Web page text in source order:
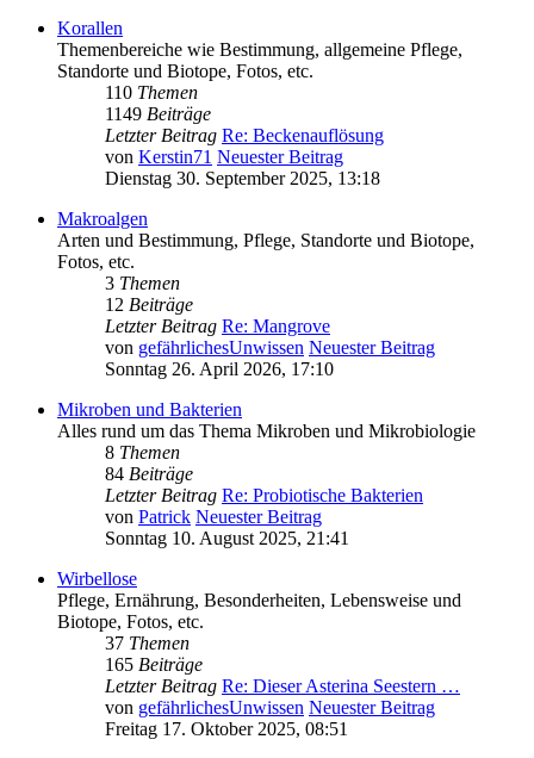
Korallen
Themenbereiche wie Bestimmung, allgemeine Pflege,
Standorte und Biotope, Fotos, etc.
110 Themen
1149 Beiträge
Letzter Beitrag Re: Beckenauflösung
von Kerstin71 Neuester Beitrag
Dienstag 30. September 2025, 13:18
Makroalgen
Arten und Bestimmung, Pflege, Standorte und Biotope,
Fotos, etc.
3 Themen
12 Beiträge
Letzter Beitrag Re: Mangrove
von gefährlichesUnwissen Neuester Beitrag
Sonntag 26. April 2026, 17:10
Mikroben und Bakterien
Alles rund um das Thema Mikroben und Mikrobiologie
8 Themen
84 Beiträge
Letzter Beitrag Re: Probiotische Bakterien
von Patrick Neuester Beitrag
Sonntag 10. August 2025, 21:41
Wirbellose
Pflege, Ernährung, Besonderheiten, Lebensweise und
Biotope, Fotos, etc.
37 Themen
165 Beiträge
Letzter Beitrag Re: Dieser Asterina Seestern …
von gefährlichesUnwissen Neuester Beitrag
Freitag 17. Oktober 2025, 08:51